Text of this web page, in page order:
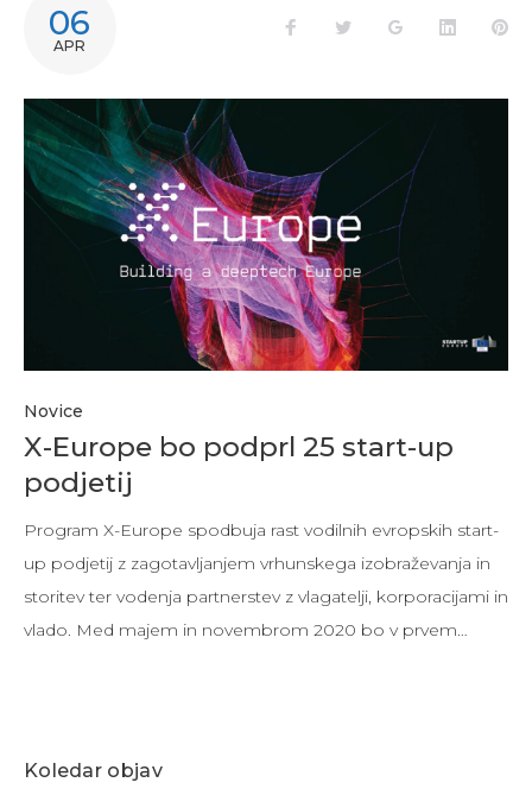
06
APR
Novice
X-Europe bo podprl 25 start-up
podjetij
Program X-Europe spodbuja rast vodilnih evropskih start-
up podjetij z zagotavljanjem vrhunskega izobraževanja in
storitev ter vodenja partnerstev z vlagatelji, korporacijami in
vlado. Med majem in novembrom 2020 bo v prvem…
Koledar objav